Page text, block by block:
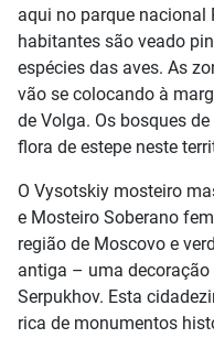
aqui no parque nacional
habitantes são veado
espécies das aves. As
vão se colocando à
de Volga. Os bosques
flora de estepe neste
O Vysotskiy mosteiro
e Mosteiro Soberano
região de Moscovo e
antiga – uma
Serpukhov. Esta
rica de monumentos